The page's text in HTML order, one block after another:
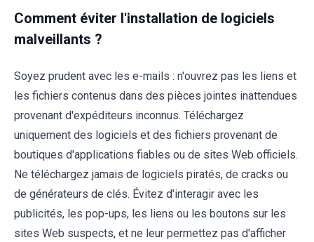
Comment éviter l'installation de logiciels
malveillants ?
Soyez prudent avec les e-mails : n'ouvrez pas les liens et
les fichiers contenus dans des pièces jointes inattendues
provenant d'expéditeurs inconnus. Téléchargez
uniquement des logiciels et des fichiers provenant de
boutiques d'applications fiables ou de sites Web officiels.
Ne téléchargez jamais de logiciels piratés, de cracks ou
de générateurs de clés. Évitez d'interagir avec les
publicités, les pop-ups, les liens ou les boutons sur les
sites Web suspects, et ne leur permettez pas d'afficher